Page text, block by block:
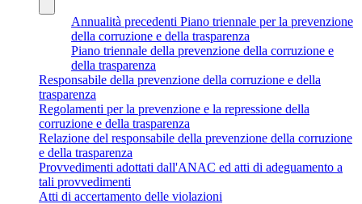
Annualità precedenti Piano triennale per la prevenzione
della corruzione e della trasparenza
Piano triennale della prevenzione della corruzione e
della trasparenza
Responsabile della prevenzione della corruzione e della
trasparenza
Regolamenti per la prevenzione e la repressione della
corruzione e della trasparenza
Relazione del responsabile della prevenzione della corruzione
e della trasparenza
Provvedimenti adottati dall'ANAC ed atti di adeguamento a
tali provvedimenti
Atti di accertamento delle violazioni